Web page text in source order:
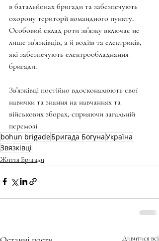
в батальйонах бригади та забезпечують
охорону території командного пункту.
Особовий склад роти зв'язку включає не
лише зв'язківців, а й водіїв та електриків,
які забезпечують електрообладнання
бригади.
Зв'язківці постійно вдосконалюють свої
навички та знання на навчаннях та
військових зборах, сприяючи загальній
перемозі
bohun brigadeБригада БогунаУкраїна
Звязківці
Життя Бригади
Дивитися всі